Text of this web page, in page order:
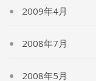
2009年4月
2008年7月
2008年5月